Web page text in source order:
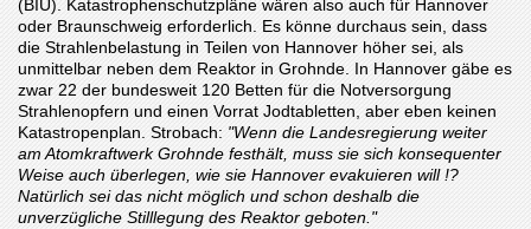
(BIU). Katastrophenschutzpläne wären also auch für Hannover
oder Braunschweig erforderlich. Es könne durchaus sein, dass
die Strahlenbelastung in Teilen von Hannover höher sei, als
unmittelbar neben dem Reaktor in Grohnde. In Hannover gäbe es
zwar 22 der bundesweit 120 Betten für die Notversorgung
Strahlenopfern und einen Vorrat Jodtabletten, aber eben keinen
Katastropenplan. Strobach: "Wenn die Landesregierung weiter
am Atomkraftwerk Grohnde festhält, muss sie sich konsequenter
Weise auch überlegen, wie sie Hannover evakuieren will !?
Natürlich sei das nicht möglich und schon deshalb die
unverzügliche Stilllegung des Reaktor geboten."